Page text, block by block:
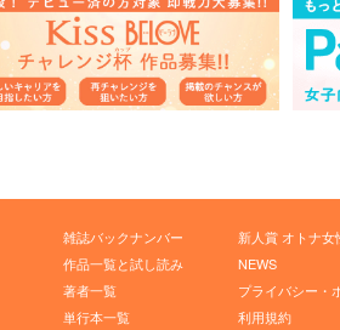
雑誌バックナンバー
作品一覧と試し読み
著者一覧
単行本一覧
新人賞 オトナ女
NEWS
プライバシー・
利用規約